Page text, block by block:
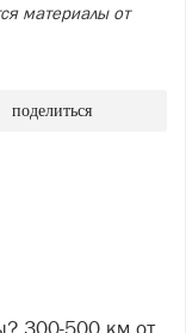
материалы от
поделиться
300-500 км от